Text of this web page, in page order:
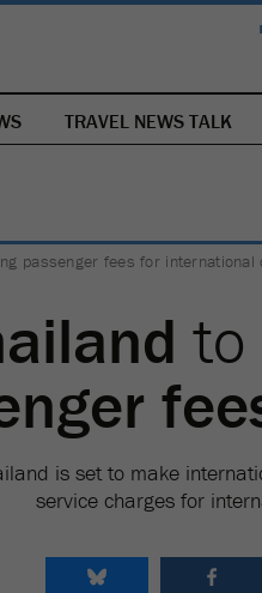
TRAVEL NEWS TALK
passenger fees for
to
is set to make
service charges for